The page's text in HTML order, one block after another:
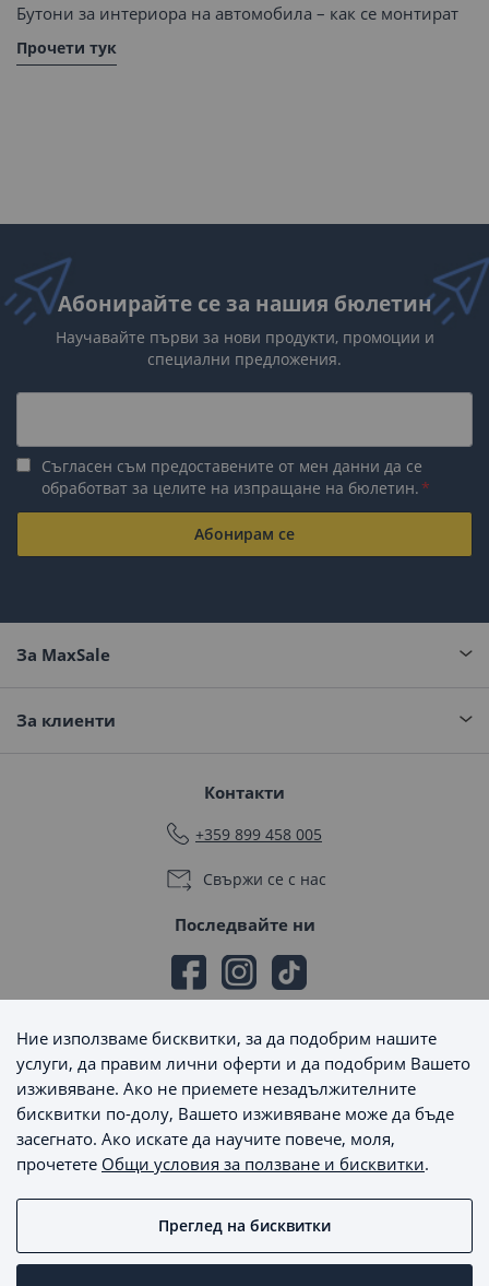
Бутони за интериора на автомобила – как се монтират
Прочети тук
Абонирайте се за нашия бюлетин
Научавайте първи за нови продукти, промоции и
специални предложения.
Съгласен съм предоставените от мен данни да се
обработват за целите на изпращане на бюлетин.
Абонирам се
За MaxSale
За клиенти
Контакти
+359 899 458 005
Свържи се с нас
Последвайте ни
Начини на плащане
Начини на доставка
Ние използваме бисквитки, за да подобрим нашите
услуги, да правим лични оферти и да подобрим Вашето
изживяване. Ако не приемете незадължителните
бисквитки по-долу, Вашето изживяване може да бъде
засегнато. Ако искате да научите повече, моля,
прочетете Общи условия за ползване и бисквитки.
Преглед на бисквитки